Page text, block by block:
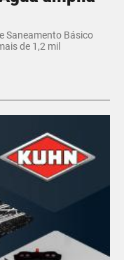
Saneamento Básico
de 1,2 mil